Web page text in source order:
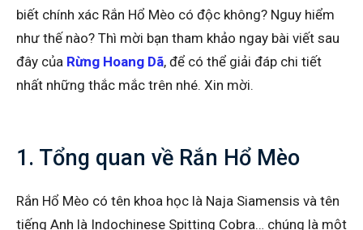
biết chính xác Rắn Hổ Mèo có độc không? Nguy hiểm
như thế nào? Thì mời bạn tham khảo ngay bài viết sau
đây của Rừng Hoang Dã, để có thể giải đáp chi tiết
nhất những thắc mắc trên nhé. Xin mời.
1. Tổng quan về Rắn Hổ Mèo
Rắn Hổ Mèo có tên khoa học là Naja Siamensis và tên
tiếng Anh là Indochinese Spitting Cobra… chúng là một